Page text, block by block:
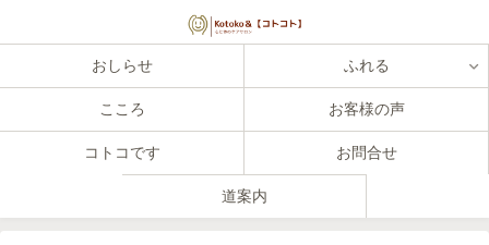
おしらせ ふれる
こころ お客様の声
コトコです お問合せ
道案内